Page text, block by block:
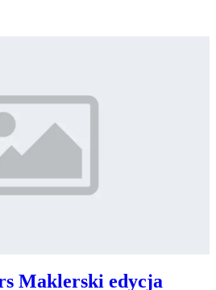
Maklerski edycja